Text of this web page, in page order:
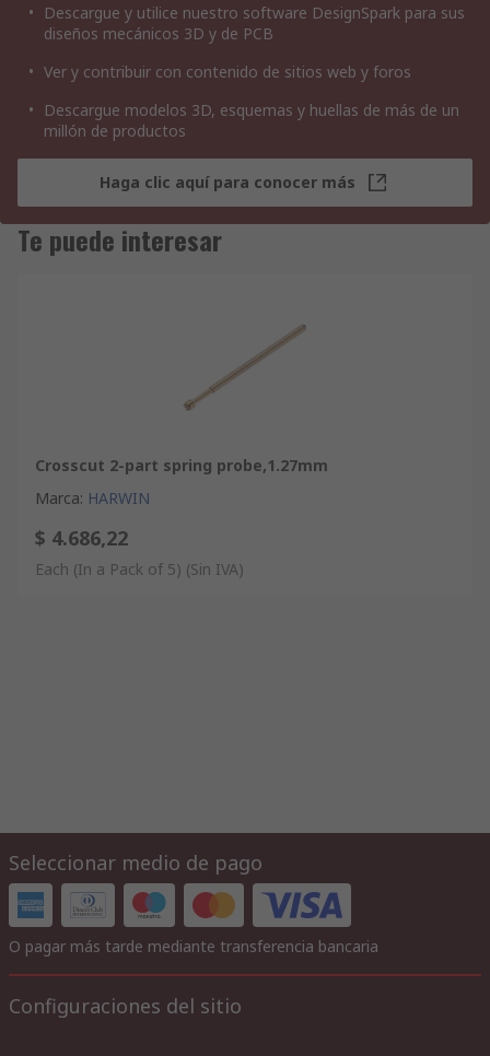
Descargue y utilice nuestro software DesignSpark para sus
diseños mecánicos 3D y de PCB
Ver y contribuir con contenido de sitios web y foros
Descargue modelos 3D, esquemas y huellas de más de un
millón de productos
Haga clic aquí para conocer más
Te puede interesar
Crosscut 2-part spring probe,1.27mm
Marca: HARWIN
$ 4.686,22
Each (In a Pack of 5) (Sin IVA)
Seleccionar medio de pago
O pagar más tarde mediante transferencia bancaria
Configuraciones del sitio